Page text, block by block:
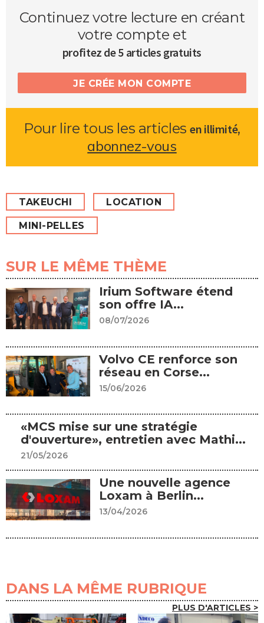
Continuez votre lecture en créant
votre compte et
profitez de 5 articles gratuits
JE CRÉE MON COMPTE
Pour lire tous les articlesen illimité,
abonnez-vous
TAKEUCHI LOCATION
MINI-PELLES
SUR LE MÊME THÈME
Irium Software étend
son offre IA...
08/07/2026
Volvo CE renforce son
réseau en Corse...
15/06/2026
«MCS mise sur une stratégie
d'ouverture», entretien avec Mathi...
21/05/2026
Une nouvelle agence
Loxam à Berlin...
13/04/2026
DANS LA MÊME RUBRIQUE
PLUS D'ARTICLES >